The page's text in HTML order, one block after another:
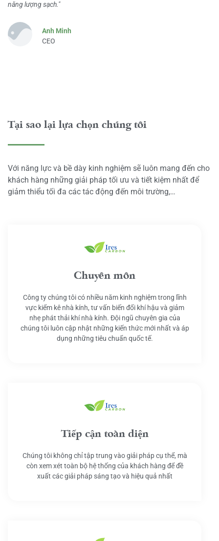
năng lượng sạch."
Anh Minh
CEO
Tại sao lại lựa chọn chúng tôi
Với năng lực và bề dày kinh nghiệm sẽ luôn mang đến cho
khách hàng những giải pháp tối ưu và tiết kiệm nhất để
giảm thiểu tối đa các tác động đến môi trường,…
Chuyên môn
Công ty chúng tôi có nhiều năm kinh nghiệm trong lĩnh
vực kiểm kê nhà kính, tư vấn biến đổi khí hậu và giảm
nhẹ phát thải khí nhà kính. Đội ngũ chuyên gia của
chúng tôi luôn cập nhật những kiến thức mới nhất và áp
dụng những tiêu chuẩn quốc tế.
Tiếp cận toàn diện
Chúng tôi không chỉ tập trung vào giải pháp cụ thể, mà
còn xem xét toàn bộ hệ thống của khách hàng để đề
xuất các giải pháp sáng tạo và hiệu quả nhất